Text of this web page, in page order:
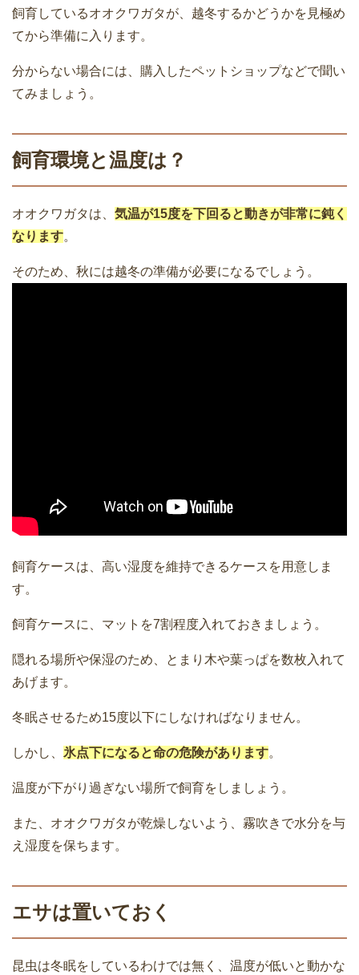
飼育しているオオクワガタが、越冬するかどうかを見極め
てから準備に入ります。
分からない場合には、購入したペットショップなどで聞い
てみましょう。
飼育環境と温度は？
オオクワガタは、 気温が15度を下回ると動きが非常に鈍く
なります。
そのため、秋には越冬の準備が必要になるでしょう。
飼育ケースは、高い湿度を維持できるケースを用意しま
す。
飼育ケースに、マットを7割程度入れておきましょう。
隠れる場所や保湿のため、とまり木や葉っぱを数枚入れて
あげます。
冬眠させるため15度以下にしなければなりません。
しかし、 氷点下になると命の危険があります。
温度が下がり過ぎない場所で飼育をしましょう。
また、オオクワガタが乾燥しないよう、霧吹きで水分を与
え湿度を保ちます。
エサは置いておく
昆虫は冬眠をしているわけでは無く、温度が低いと動かな